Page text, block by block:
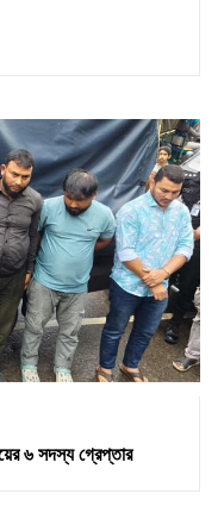
৬ সদস্য গ্রেপ্তার